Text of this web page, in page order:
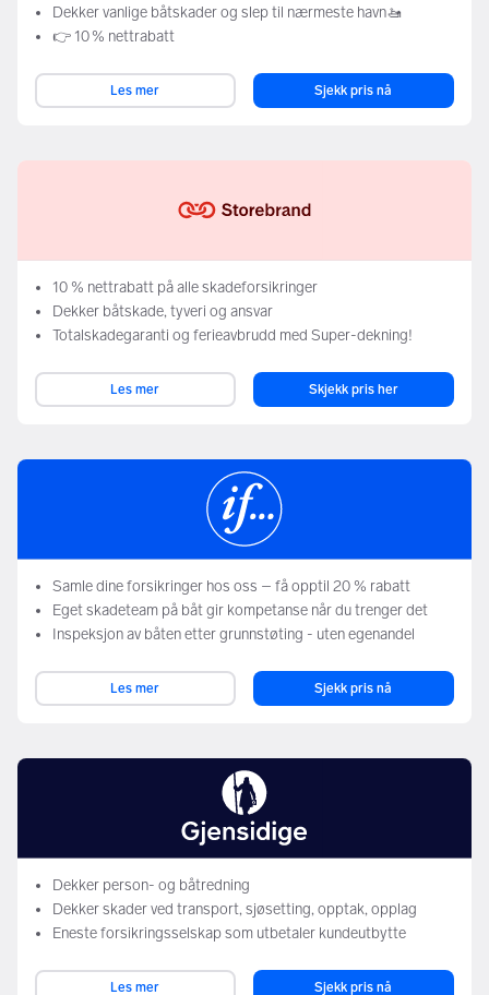
Dekker vanlige båtskader og slep til nærmeste havn🚤
👉 10 % nettrabatt
Les mer Sjekk pris nå
10 % nettrabatt på alle skadeforsikringer
Dekker båtskade, tyveri og ansvar
Totalskadegaranti og ferieavbrudd med Super-dekning!
Les mer Skjekk pris her
Samle dine forsikringer hos oss – få opptil 20 % rabatt
Eget skadeteam på båt gir kompetanse når du trenger det
Inspeksjon av båten etter grunnstøting - uten egenandel
Les mer Sjekk pris nå
Dekker person- og båtredning
Dekker skader ved transport, sjøsetting, opptak, opplag
Eneste forsikringsselskap som utbetaler kundeutbytte
Les mer Sjekk pris nå